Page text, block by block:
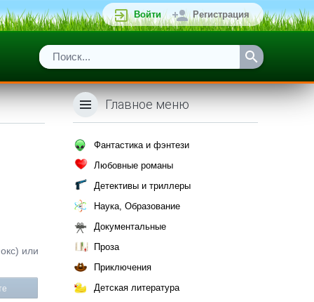
Войти Регистрация
или
Главное меню
Фантастика и фэнтези
Любовные романы
Детективы и триллеры
Наука, Образование
Документальные
Проза
Приключения
Детская литература